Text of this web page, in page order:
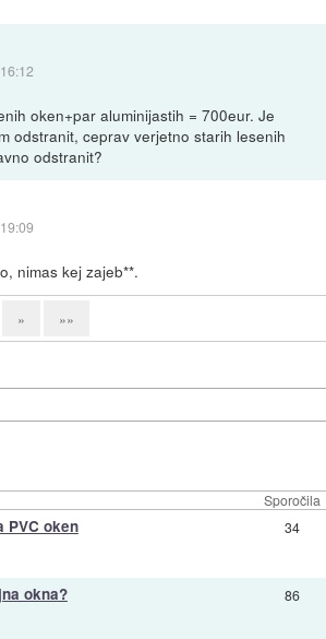
oken+par aluminijastih = 700eur. Je
odstranit, ceprav verjetno starih lesenih
odstranit?
nimas kej zajeb**.
» »»
Sporočila
PVC oken 34
okna? 86